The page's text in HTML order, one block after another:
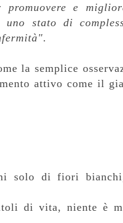
promuovere e
stato di
la semplice
attivo come il
solo di fiori
di vita, niente è